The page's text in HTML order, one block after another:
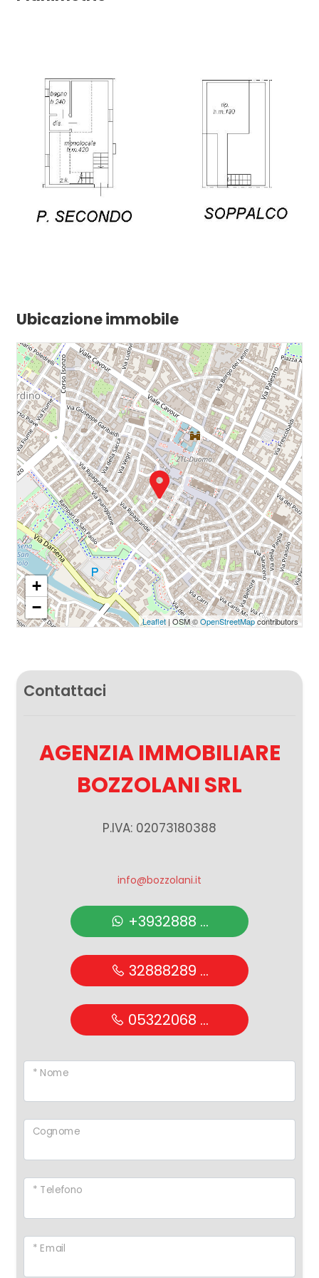
Ubicazione immobile
+
−
Leaflet| OSM ©OpenStreetMapcontributors
Contattaci
AGENZIA IMMOBILIARE
BOZZOLANI SRL
P.IVA: 02073180388
info@bozzolani.it
+3932888 ...
32888289 ...
05322068 ...
* Nome
Cognome
* Telefono
* Email